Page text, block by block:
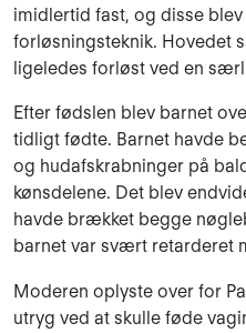
imidlertid fast, og disse
forløsningsteknik. Hovedet
ligeledes forløst ved en
Efter fødslen blev barnet
tidligt fødte. Barnet havde
og hudafskrabninger på
kønsde­lene. Det blev
havde brækket begge
barnet var svært retarderet
Moderen oplyste over for
utryg ved at skulle føde